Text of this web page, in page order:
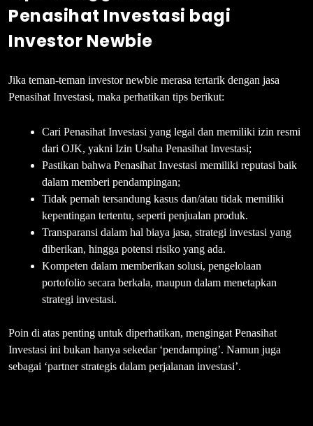
Penasihat Investasi bagi
Investor Newbie
Jika teman-teman investor newbie merasa tertarik dengan jasa
Penasihat Investasi, maka perhatikan tips berikut:
Cari Penasihat Investasi yang legal dan memiliki izin resmi
dari OJK, yakni Izin Usaha Penasihat Investasi;
Pastikan bahwa Penasihat Investasi memiliki reputasi baik
dalam memberi pendampingan;
Tidak pernah tersandung kasus dan/atau tidak memiliki
kepentingan tertentu, seperti penjualan produk.
Transparansi dalam hal biaya jasa, strategi investasi yang
diberikan, hingga potensi risiko yang ada.
Kompeten dalam memberikan solusi, pengelolaan
portofolio secara berkala, maupun dalam menetapkan
strategi investasi.
Poin di atas penting untuk diperhatikan, mengingat Penasihat
Investasi ini bukan hanya sekedar ‘pendamping’. Namun juga
sebagai ‘partner strategis dalam perjalanan investasi’.